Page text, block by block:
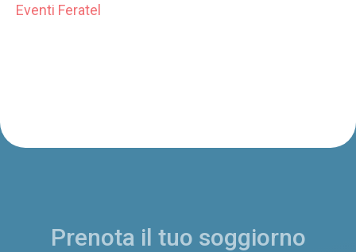
Eventi Feratel
Prenota il tuo soggiorno